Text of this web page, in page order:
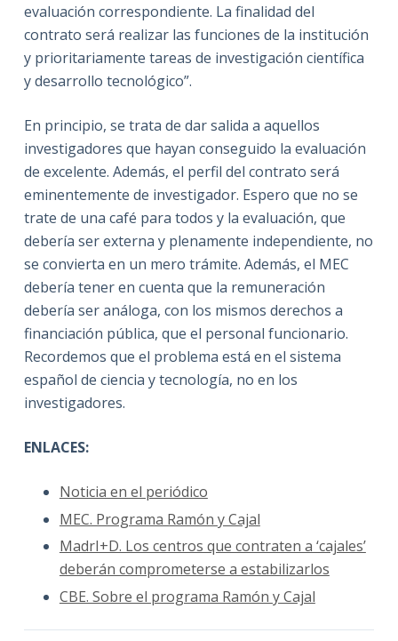
evaluación correspondiente. La finalidad del
contrato será realizar las funciones de la institución
y prioritariamente tareas de investigación científica
y desarrollo tecnológico”.
En principio, se trata de dar salida a aquellos
investigadores que hayan conseguido la evaluación
de excelente. Además, el perfil del contrato será
eminentemente de investigador. Espero que no se
trate de una café para todos y la evaluación, que
debería ser externa y plenamente independiente, no
se convierta en un mero trámite. Además, el MEC
debería tener en cuenta que la remuneración
debería ser análoga, con los mismos derechos a
financiación pública, que el personal funcionario.
Recordemos que el problema está en el sistema
español de ciencia y tecnología, no en los
investigadores.
ENLACES:
Noticia en el periódico
MEC. Programa Ramón y Cajal
MadrI+D. Los centros que contraten a ‘cajales’
deberán comprometerse a estabilizarlos
CBE. Sobre el programa Ramón y Cajal